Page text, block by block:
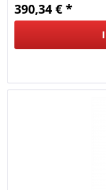
390,34 € *